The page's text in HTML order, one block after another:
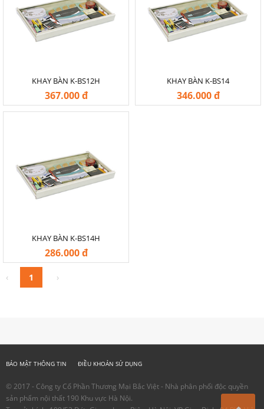
KHAY BÀN K-BS12H
367.000 đ
KHAY BÀN K-BS14
346.000 đ
KHAY BÀN K-BS14H
286.000 đ
‹ 1 ›
BẢO MẬT THÔNG TIN ĐIỀU KHOẢN SỬ DỤNG
© 2017 - Công ty Cổ Phần Thương Mại Bắc Việt - Nhà phân phối độc quyền
sản phẩm nội thất 190 Khu vực Hà Nội.